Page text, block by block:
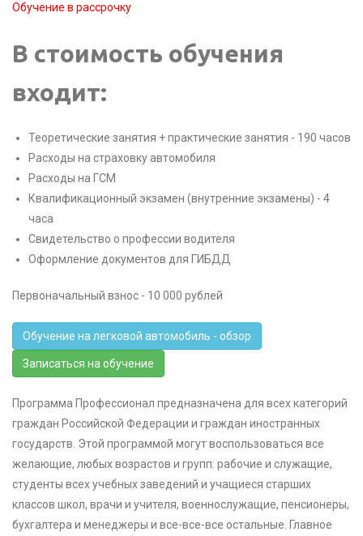
Обучение в рассрочку
В стоимость обучения
входит:
Теоретические занятия + практические занятия - 190 часов
Расходы на страховку автомобиля
Расходы на ГСМ
Квалификационный экзамен (внутренние экзамены) - 4
часа
Свидетельство о профессии водителя
Оформление документов для ГИБДД
Первоначальный взнос - 10 000 рублей
Обучение на легковой автомобиль - обзор
Записаться на обучение
Программа Профессионал предназначена для всех категорий
граждан Российской Федерации и граждан иностранных
государств. Этой программой могут воспользоваться все
желающие, любых возрастов и групп: рабочие и служащие,
студенты всех учебных заведений и учащиеся старших
классов школ, врачи и учителя, военнослужащие, пенсионеры,
бухгалтера и менеджеры и все-все-все остальные. Главное